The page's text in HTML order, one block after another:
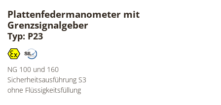
Plattenfedermanometer mit
Grenzsignalgeber
Typ: P23
NG 100 und 160
Sicherheitsausführung S3
ohne Flüssigkeitsfüllung